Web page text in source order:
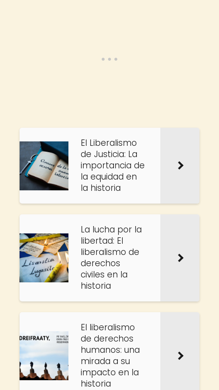
El Liberalismo
de Justicia: La
importancia de
la equidad en
la historia
La lucha por la
libertad: El
liberalismo de
derechos
civiles en la
historia
El liberalismo
de derechos
humanos: una
mirada a su
impacto en la
historia